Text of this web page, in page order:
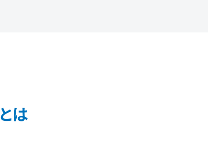
とは